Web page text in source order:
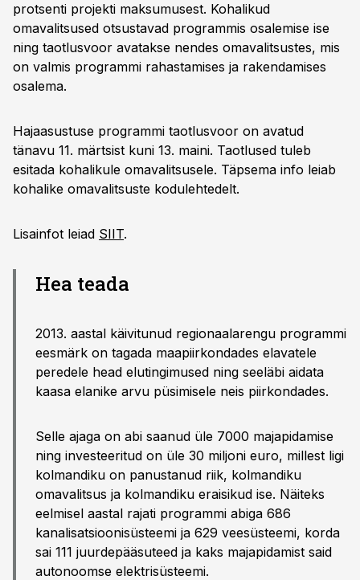
protsenti projekti maksumusest. Kohalikud
omavalitsused otsustavad programmis osalemise ise
ning taotlusvoor avatakse nendes omavalitsustes, mis
on valmis programmi rahastamises ja rakendamises
osalema.
Hajaasustuse programmi taotlusvoor on avatud
tänavu 11. märtsist kuni 13. maini. Taotlused tuleb
esitada kohalikule omavalitsusele. Täpsema info leiab
kohalike omavalitsuste kodulehtedelt.
Lisainfot leiad SIIT.
Hea teada
2013. aastal käivitunud regionaalarengu programmi
eesmärk on tagada maapiirkondades elavatele
peredele head elutingimused ning seeläbi aidata
kaasa elanike arvu püsimisele neis piirkondades.
Selle ajaga on abi saanud üle 7000 majapidamise
ning investeeritud on üle 30 miljoni euro, millest ligi
kolmandiku on panustanud riik, kolmandiku
omavalitsus ja kolmandiku eraisikud ise. Näiteks
eelmisel aastal rajati programmi abiga 686
kanalisatsioonisüsteemi ja 629 veesüsteemi, korda
sai 111 juurdepääsuteed ja kaks majapidamist said
autonoomse elektrisüsteemi.